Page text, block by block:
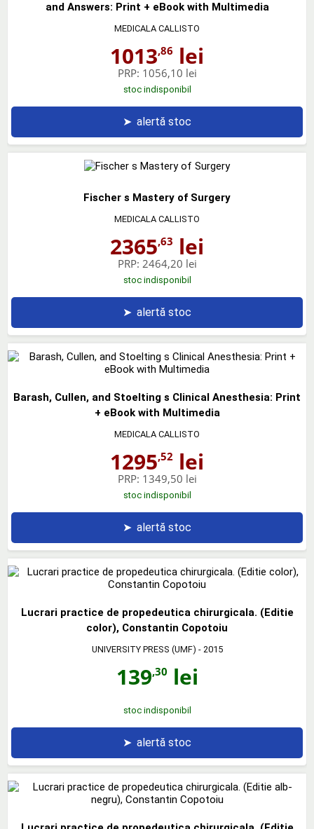
and Answers: Print + eBook with Multimedia
MEDICALA CALLISTO
1013,86 lei
PRP: 1056,10 lei
stoc indisponibil
➤ alertă stoc
Fischer s Mastery of Surgery
MEDICALA CALLISTO
2365,63 lei
PRP: 2464,20 lei
stoc indisponibil
➤ alertă stoc
Barash, Cullen, and Stoelting s Clinical Anesthesia: Print
+ eBook with Multimedia
MEDICALA CALLISTO
1295,52 lei
PRP: 1349,50 lei
stoc indisponibil
➤ alertă stoc
Lucrari practice de propedeutica chirurgicala. (Editie
color), Constantin Copotoiu
UNIVERSITY PRESS (UMF) - 2015
139,30 lei
stoc indisponibil
➤ alertă stoc